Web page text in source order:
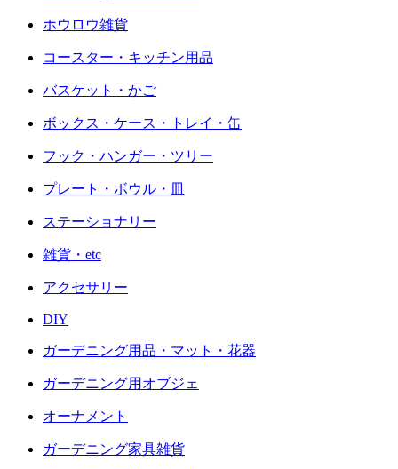
ホウロウ雑貨
コースター・キッチン用品
バスケット・かご
ボックス・ケース・トレイ・缶
フック・ハンガー・ツリー
プレート・ボウル・皿
ステーショナリー
雑貨・etc
アクセサリー
DIY
ガーデニング用品・マット・花器
ガーデニング用オブジェ
オーナメント
ガーデニング家具雑貨